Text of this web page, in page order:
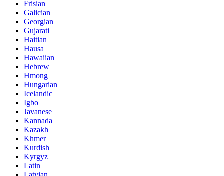
Frisian
Galician
Georgian
Gujarati
Haitian
Hausa
Hawaiian
Hebrew
Hmong
Hungarian
Icelandic
Igbo
Javanese
Kannada
Kazakh
Khmer
Kurdish
Kyrgyz
Latin